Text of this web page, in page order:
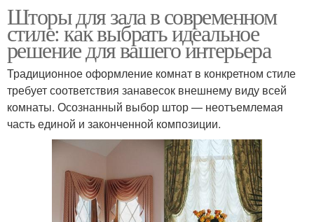
Шторы для зала в современном
стиле: как выбрать идеальное
решение для вашего интерьера
Традиционное оформление комнат в конкретном стиле
требует соответствия занавесок внешнему виду всей
комнаты. Осознанный выбор штор — неотъемлемая
часть единой и законченной композиции.